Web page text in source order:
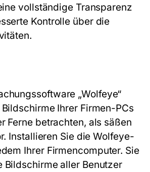
vollständige Transparenz
Kontrolle über die
„Wolfeye“
Ihrer Firmen-PCs
Ferne betrachten, als säßen
Installieren Sie die Wolfeye-
Ihrer Firmencomputer. Sie
Bildschirme aller Benutzer